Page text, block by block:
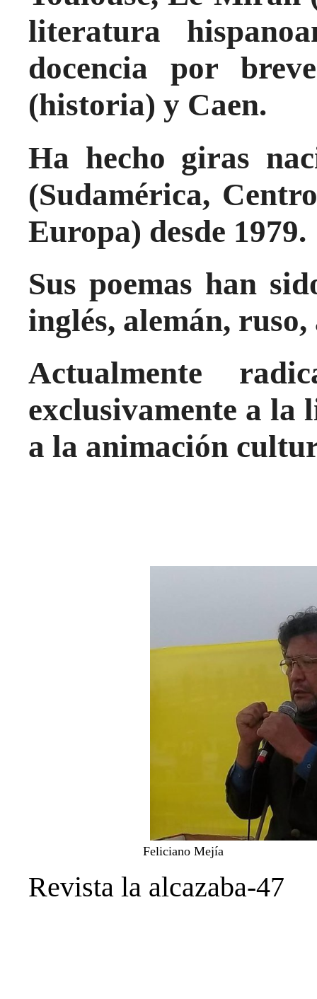
literatura
docencia por
(historia) y Caen.
Ha hecho giras
(Sudamérica,
Europa) desde 1979.
Sus poemas han
inglés, alemán,
Actualmente
exclusivamente a
a la animación
Feliciano Mejía
Revista la alcazaba-47